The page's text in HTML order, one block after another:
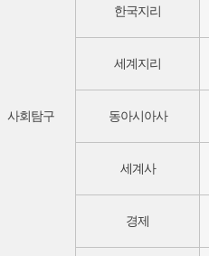
사회탐구
한국지리
세계지리
동아시아사
세계사
경제